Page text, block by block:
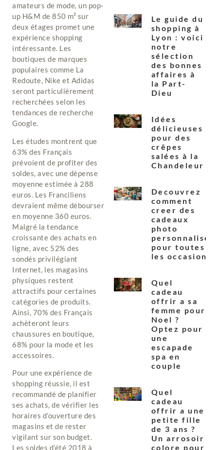
amateurs de mode, un pop-
up H&M de 850 m² sur
deux étages promet une
expérience shopping
intéressante. Les
boutiques de marques
populaires comme La
Redoute, Nike et Adidas
seront particulièrement
recherchées selon les
tendances de recherche
Google.
Les études montrent que
63% des Français
prévoient de profiter des
soldes, avec une dépense
moyenne estimée à 288
euros. Les Franciliens
devraient même débourser
en moyenne 360 euros.
Malgré la tendance
croissante des achats en
ligne, avec 52% des
sondés privilégiant
Internet, les magasins
physiques restent
attractifs pour certaines
catégories de produits.
Ainsi, 70% des Français
achèteront leurs
chaussures en boutique,
68% pour la mode et les
accessoires.
Pour une expérience de
shopping réussie, il est
recommandé de planifier
ses achats, de vérifier les
horaires d’ouverture des
magasins et de rester
vigilant sur son budget.
Les soldes d’été 2018 à
Le guide du
shopping à
Lyon : voici
notre
sélection
des bonnes
affaires à
la Part-
Dieu
Idées
délicieuses
pour des
crêpes
salées à la
Chandeleur
Decouvrez
comment
creer des
cadeaux
photo
personnalises
pour toutes
les occasions
Quel
cadeau
offrir a sa
femme pour
Noel ?
Optez pour
une
escapade
spa en
couple
Quel
cadeau
offrir a une
petite fille
de 3 ans ?
Un arrosoir
colore pour